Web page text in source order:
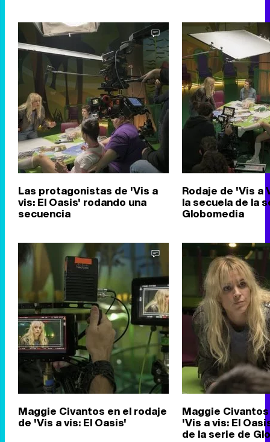
Las protagonistas de 'Vis a
vis: El Oasis' rodando una
secuencia
Rodaje de 'Vis a
la secuela de la
Globomedia
Maggie Civantos en el rodaje
de 'Vis a vis: El Oasis'
Maggie
'Vis a vis: El
de la serie de